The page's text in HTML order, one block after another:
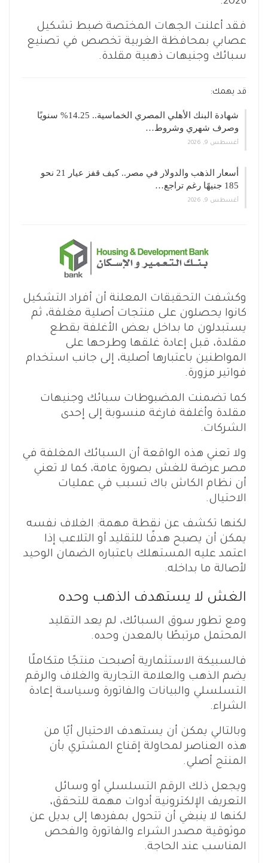
فقد أعلنت الجهات المختصة ضبط تشكيل
عصابي بمحافظة الغربية تخصص في تصنيع
سبائك وجنيهات ذهبية مقلدة.
قد يهمك:
شهادة البنك الأهلي المصري الخماسية.. 14.25% سنويًا
وصرف شهري وشروط…
أغسطس 9, 2026
أسعار الذهب والدولار في مصر.. كيف قفز عيار 21 نحو
185 جنيهًا رغم تراجع…
أغسطس 9, 2026
وكشفت التحقيقات المعلنة أن أفراد التشكيل
كانوا يحصلون على منتجات أصلية مغلفة، ثم
يستبدلون ما بداخل بعض الأغلفة بقطع
مقلدة، قبل إعادة غلقها وطرحها على
المواطنين باعتبارها أصلية، إلى جانب استخدام
فواتير مزورة.
كما تضمنت المضبوطات سبائك وجنيهات
مقلدة وأغلفة فارغة منسوبة إلى إحدى
الشركات.
ولا تعني هذه الواقعة أن السبائك المغلفة في
مصر عرضة للغش بصورة عامة، كما لا تعني
أن نظام الكاش باك تسبب في عمليات
الاحتيال.
لكنها تكشف عن نقطة مهمة: الغلاف نفسه
يمكن أن يصبح هدفًا للتقليد أو التلاعب إذا
اعتمد عليه المستهلك باعتباره الضمان الوحيد
لأصالة ما بداخله.
الغش لا يستهدف الذهب وحده
ومع تطور سوق السبائك، لم يعد التقليد
المحتمل مرتبطًا بالمعدن وحده.
فالسبيكة الاستثمارية أصبحت منتجًا متكاملًا
يضم الذهب والعلامة التجارية والغلاف والرقم
التسلسلي والبيانات والفاتورة وسياسة إعادة
الشراء.
وبالتالي يمكن أن يستهدف الاحتيال أيًا من
هذه العناصر لمحاولة إقناع المشتري بأن
المنتج أصلي.
ويجعل ذلك الرقم التسلسلي أو وسائل
التعريف الإلكترونية أدوات مهمة للتحقق،
لكنها لا ينبغي أن تتحول بمفردها إلى بديل عن
موثوقية مصدر الشراء والفاتورة والفحص
المناسب عند الحاجة.